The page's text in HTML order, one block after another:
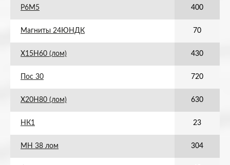
Р6М5 400
Магниты 24ЮНДК 70
Х15Н60 (лом) 430
Пос 30 720
Х20Н80 (лом) 630
НК1 23
МН 38 лом 304